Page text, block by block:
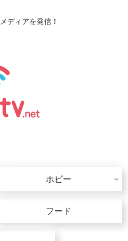
ディアを発信！
ホビー
フード